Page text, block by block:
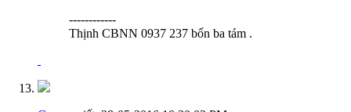
------------
Thịnh CBNN 0937 237 bốn ba tám .